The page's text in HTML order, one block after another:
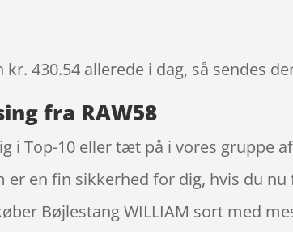
kr. 430.54 allerede i dag, så sendes
fra RAW58
i Top-10 eller tæt på i vores gruppe
er en fin sikkerhed for dig, hvis du
Bøjlestang WILLIAM sort med